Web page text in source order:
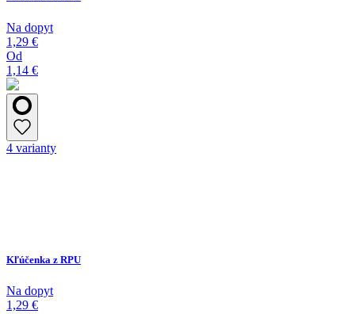
Na dopyt
1,29 €
Od
1,14 €
4 varianty
Kľúčenka z RPU
Na dopyt
1,29 €